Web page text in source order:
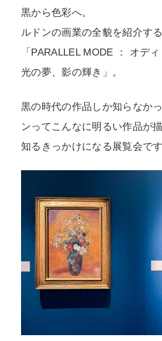
黒から色彩へ。
ルドンの画業の全貌を紹介す
「PARALLEL MODE ： オデ
光の夢、影の輝き」。
黒の時代の作品しか知らなか
ンってこんなに明るい作品が
知るきっかけになる展覧会です